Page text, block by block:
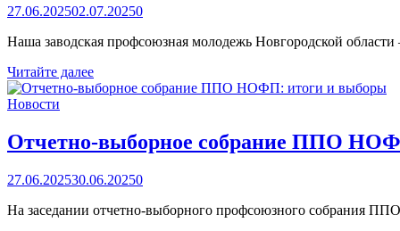
27.06.202502.07.20250
Наша заводская профсоюзная молодежь Новгородской
В
преддверии
Дня
Читайте далее
Новости
Отчетно-выборное собрание ППО
27.06.202530.06.20250
На заседании отчетно-выборного профсоюзного собрания